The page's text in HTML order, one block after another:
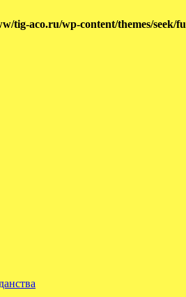
tig-aco.ru/wp-content/themes/seek/